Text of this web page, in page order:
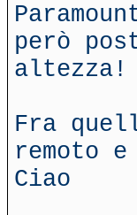
però
altezza!
Fra
remoto
Ciao